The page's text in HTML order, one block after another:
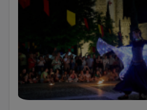
Veinte años de viaje al
OTRAS NOTICIAS